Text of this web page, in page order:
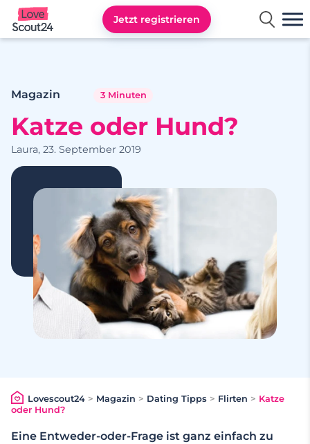
Lovescout24
Jetzt registrieren
Magazin 3 Minuten
Katze oder Hund?
Laura, 23. September 2019
Lovescout24> Magazin > Dating Tipps > Flirten > Katze
oder Hund?
Eine Entweder-oder-Frage ist ganz einfach zu